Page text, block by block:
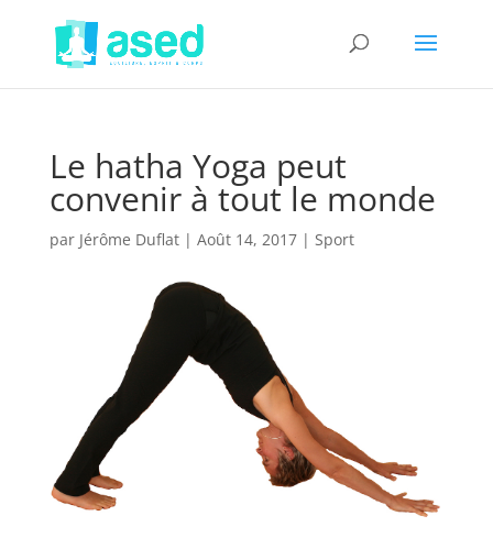
Le hatha Yoga peut
convenir à tout le monde
par Jérôme Duflat| Août 14, 2017| Sport